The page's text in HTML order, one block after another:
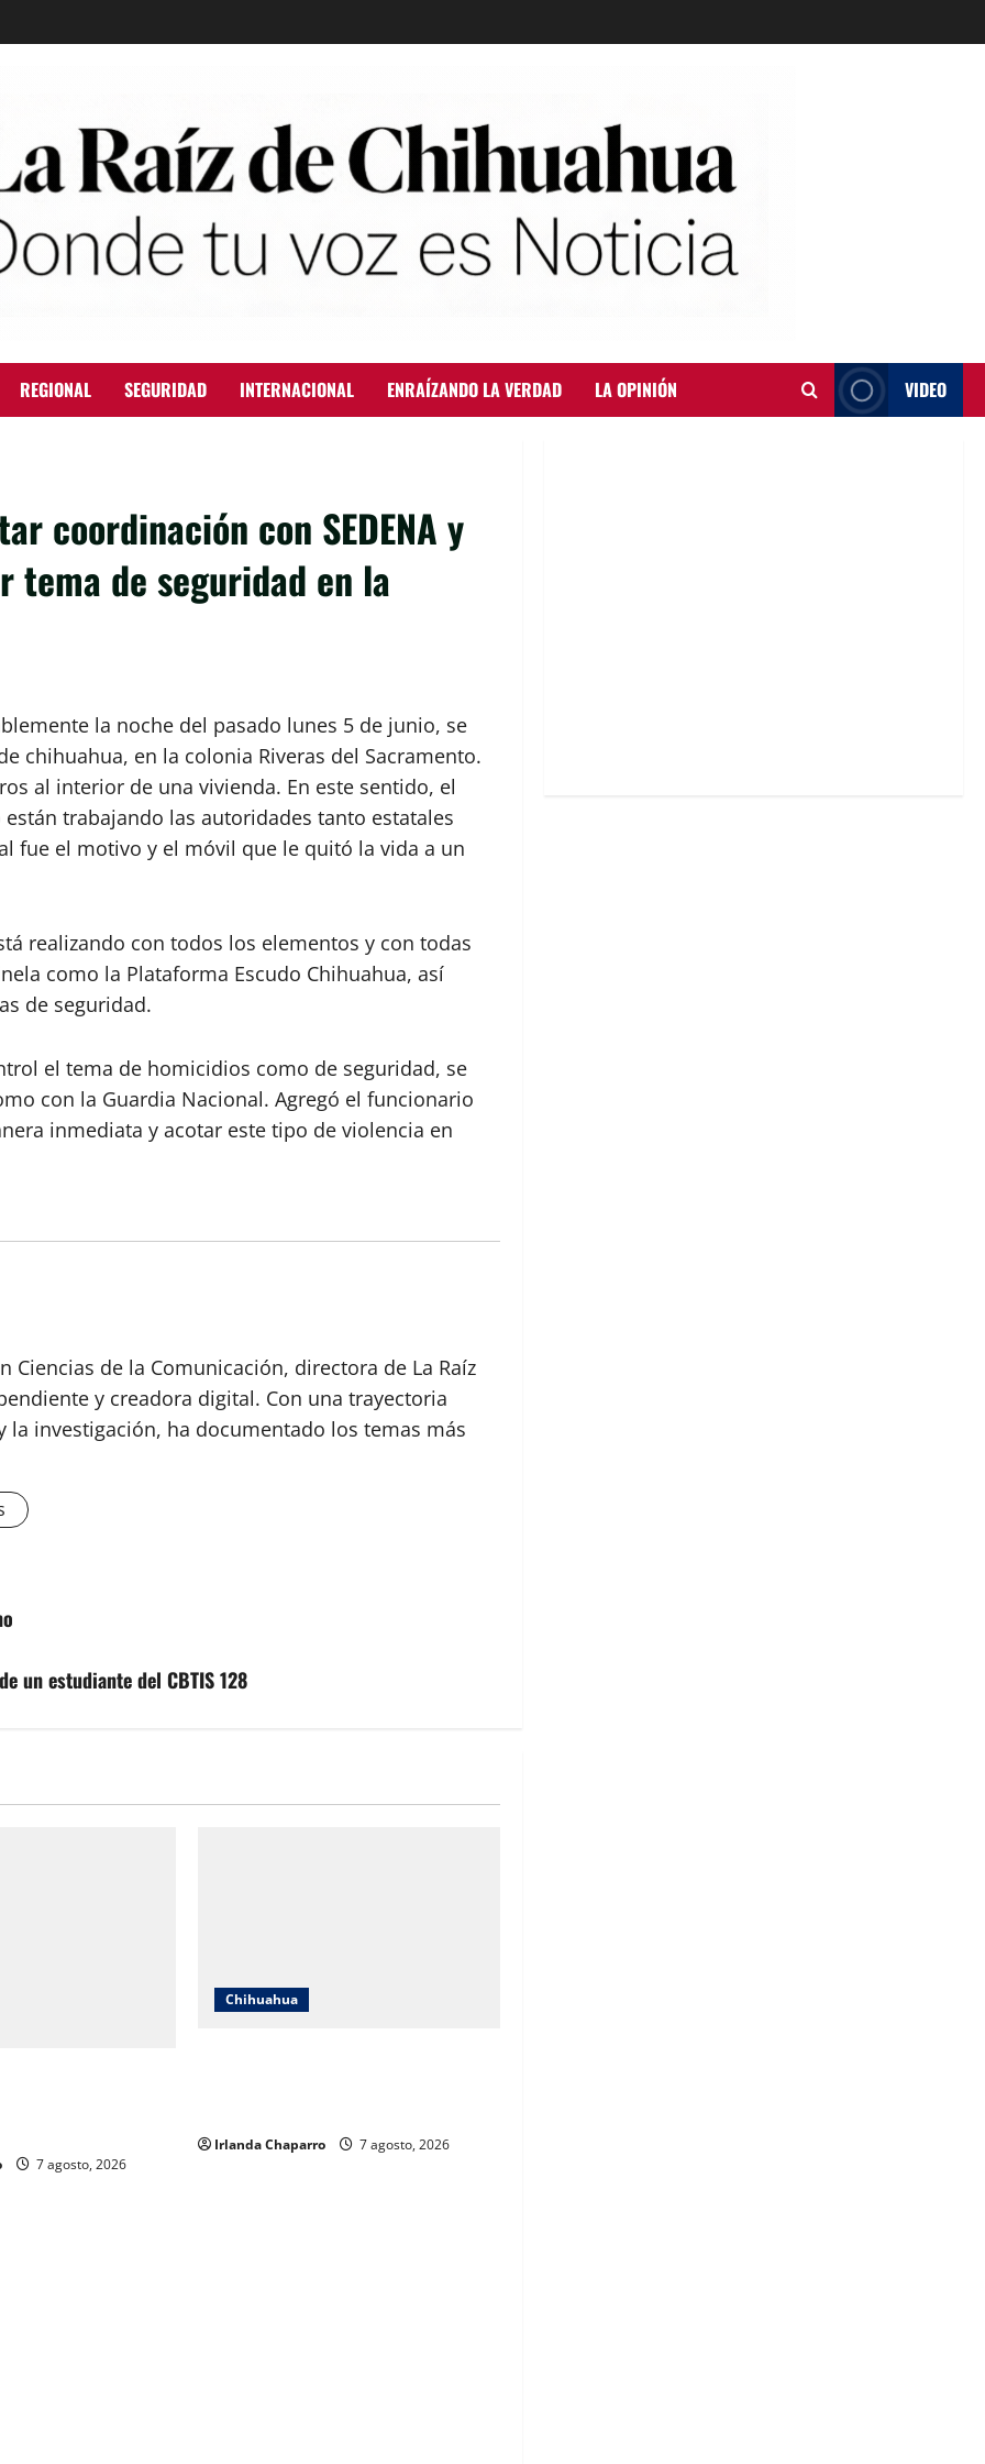
REGIONAL SEGURIDAD INTERNACIONAL ENRAÍZANDO LA VERDAD LA OPINIÓN VIDEO
coordinación con SEDENA y
tema de seguridad en la
la noche del pasado lunes 5 de junio, se
chihuahua, en la colonia Riveras del Sacramento.
al interior de una vivienda. En este sentido, el
trabajando las autoridades tanto estatales
fue el motivo y el móvil que le quitó la vida a un
realizando con todos los elementos y con todas
como la Plataforma Escudo Chihuahua, así
de seguridad.
el tema de homicidios como de seguridad, se
con la Guardia Nacional. Agregó el funcionario
inmediata y acotar este tipo de violencia en
Ciencias de la Comunicación, directora de La Raíz
y creadora digital. Con una trayectoria
la investigación, ha documentado los temas más
un estudiante del CBTIS 128
7 agosto, 2026
Chihuahua
Irlanda Chaparro 7 agosto, 2026